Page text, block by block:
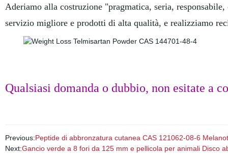
Aderiamo alla costruzione "pragmatica, seria,
servizio migliore e prodotti di alta qualità, e realizziamo
Qualsiasi domanda o dubbio, non esitate a
Previous:Peptide di abbronzatura cutanea CAS 121062-08-6
Next:Gancio verde a 8 fori da 125 mm e pellicola per animali Disco